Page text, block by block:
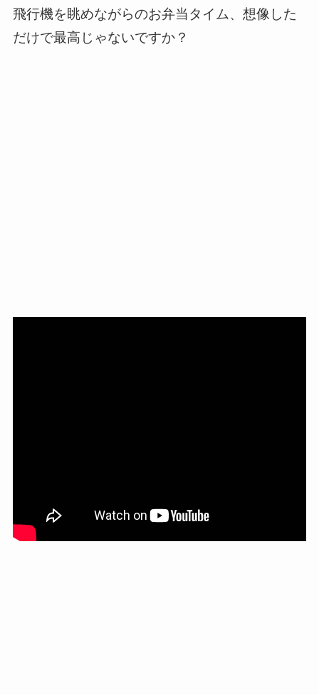
飛行機を眺めながらのお弁当タイム、想像した
だけで最高じゃないですか？